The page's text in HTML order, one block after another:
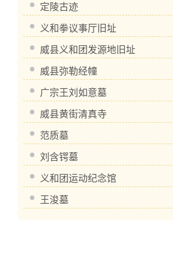
定陵古迹
义和拳议事厅旧址
威县义和团发源地旧址
威县弥勒经幢
广宗王刘如意墓
威县黄街清真寺
范质墓
刘含锷墓
义和团运动纪念馆
王浚墓